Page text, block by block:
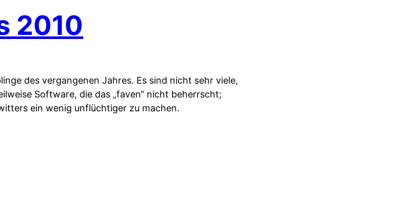
2010
des vergangenen Jahres. Es sind nicht sehr viele,
Software, die das „faven“ nicht beherrscht;
ein wenig unflüchtiger zu machen.